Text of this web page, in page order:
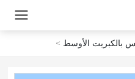
بالكبريت الأوسط